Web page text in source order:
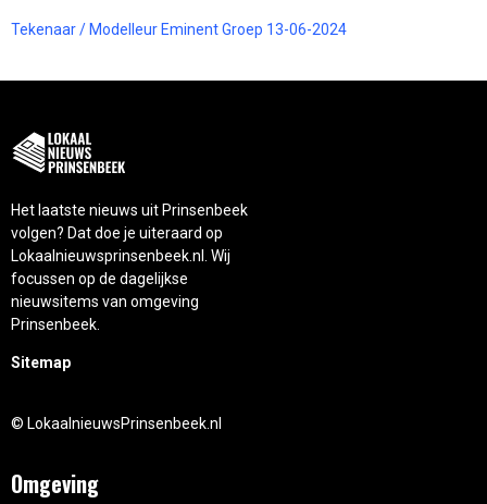
Tekenaar / Modelleur Eminent Groep 13-06-2024
Het laatste nieuws uit Prinsenbeek
volgen? Dat doe je uiteraard op
Lokaalnieuwsprinsenbeek.nl. Wij
focussen op de dagelijkse
nieuwsitems van omgeving
Prinsenbeek.
Sitemap
© LokaalnieuwsPrinsenbeek.nl
Omgeving